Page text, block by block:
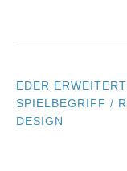
POST
EDER
SPIELBEGRIFF /
DESIGN